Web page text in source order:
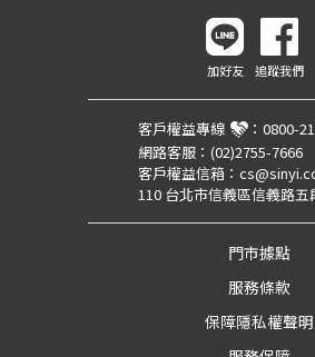
加好友 追蹤我們
客戶權益專線 ： 0800-
網路客服： (02)2755-7666
客戶權益信箱：
110 台北市信義區信義路五
門市據點
服務條款
保障隱私權聲明